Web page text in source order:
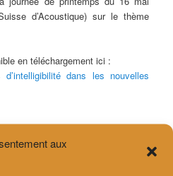
aux
d’Acoustique) sur le thème
en téléchargement ici :
dans les nouvelles